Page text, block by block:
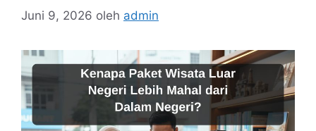
Juni 9, 2026 oleh admin